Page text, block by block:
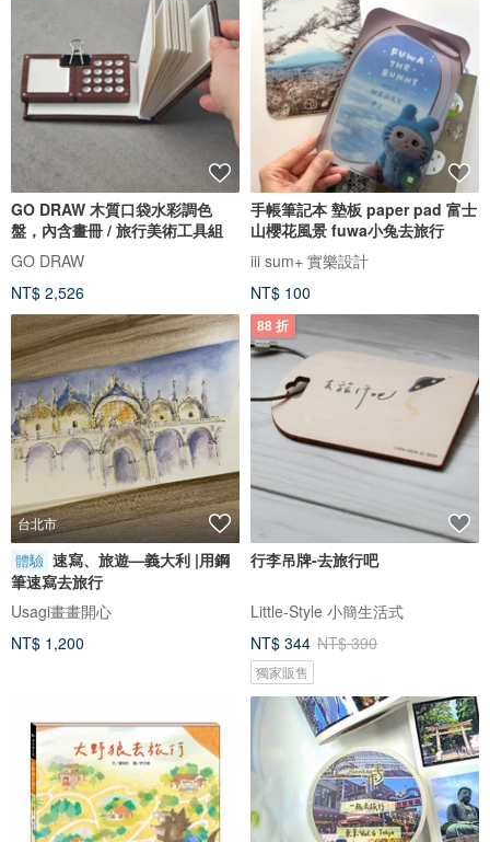
GO DRAW 木質口袋水彩調色
盤，內含畫冊 / 旅行美術工具組
GO DRAW
NT$ 2,526
手帳筆記本 墊板 paper pad 富士
山櫻花風景 fuwa小兔去旅行
iii sum+ 實樂設計
NT$ 100
台北市
體驗 速寫、旅遊—義大利 |用鋼
筆速寫去旅行
Usagi畫畫開心
NT$ 1,200
88 折
行李吊牌-去旅行吧
Little-Style 小簡生活式
NT$ 344 NT$ 390
獨家販售